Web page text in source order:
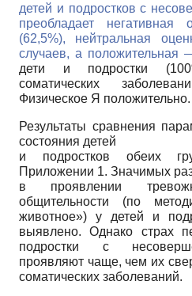
детей и подростков с
преобладает негативная
(62,5%), нейтральная
случаев, а положительная
дети и подростки
соматических
Физическое Я положительно.
Результаты сравнения
состояния детей
и подростков обеих
Приложении 1. Значимых
в проявлении
общительности (по
животное») у детей и
выявлено. Однако страх
подростки с
проявляют чаще, чем их
соматических заболеваний.